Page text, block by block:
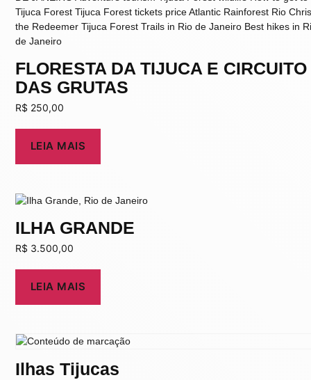
FLORESTA DA TIJUCA E CIRCUITO
DAS GRUTAS
R$ 250,00
LEIA MAIS
ILHA GRANDE
R$ 3.500,00
LEIA MAIS
Ilhas Tijucas